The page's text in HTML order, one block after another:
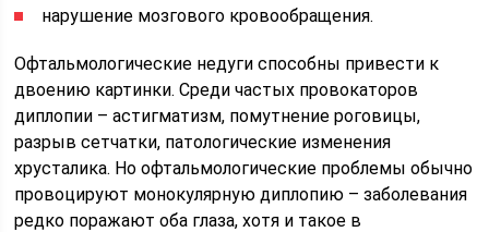
нарушение мозгового кровообращения.
Офтальмологические недуги способны привести к
двоению картинки. Среди частых провокаторов
диплопии – астигматизм, помутнение роговицы,
разрыв сетчатки, патологические изменения
хрусталика. Но офтальмологические проблемы обычно
провоцируют монокулярную диплопию – заболевания
редко поражают оба глаза, хотя и такое в